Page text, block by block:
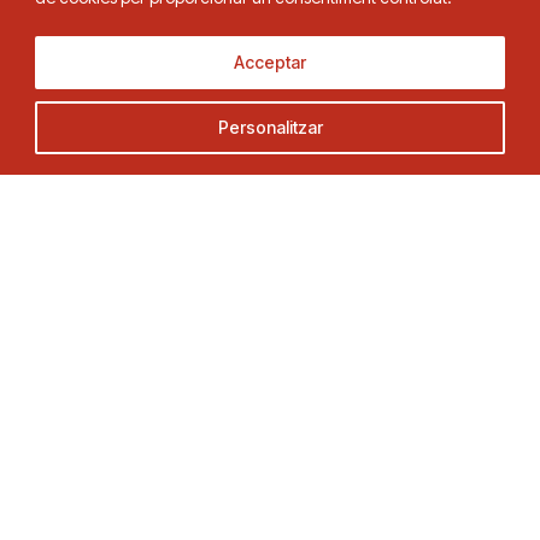
Personalitzar
Acceptar
Adreça
C. Duquessa d’Orleans, 29,
Contacte
Tel.93 280 03 00
fctt@fctt.org